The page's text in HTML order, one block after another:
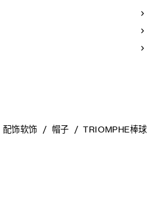
配饰软饰 帽子 TRIOMPHE棒球帽